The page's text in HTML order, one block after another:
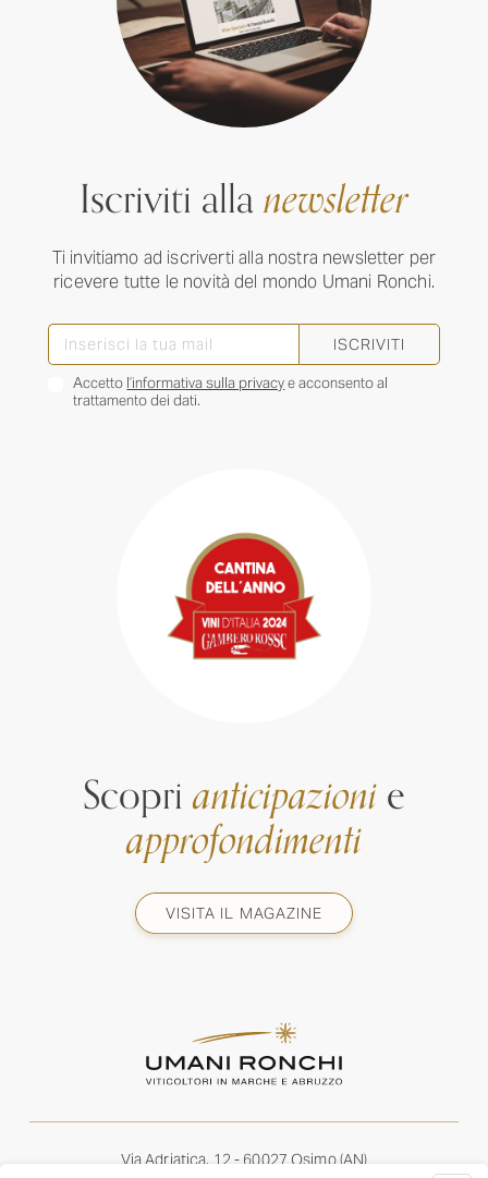
Iscriviti allanewsletter
Ti invitiamo ad iscriverti alla nostra newsletter per
ricevere tutte le novità del mondo Umani Ronchi.
ISCRIVITI
Accetto l’informativa sulla privacye acconsento al
trattamento dei dati.
Scoprianticipazionie
approfondimenti
VISITA IL MAGAZINE
Via Adriatica, 12 - 60027 Osimo (AN)